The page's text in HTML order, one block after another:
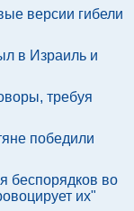
версии гибели
в Израиль и
требуя
победили
беспорядков во
их"